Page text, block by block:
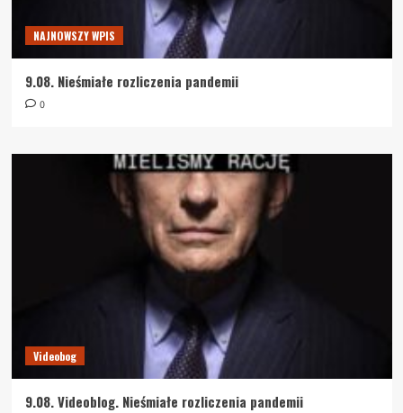
NAJNOWSZY WPIS
9.08. Nieśmiałe rozliczenia pandemii
0
Videobog
9.08. Videoblog. Nieśmiałe rozliczenia pandemii